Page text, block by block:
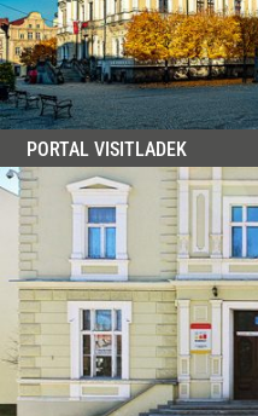
PORTAL VISITLADEK